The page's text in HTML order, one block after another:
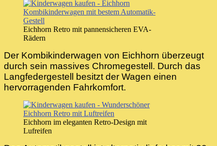
Eichhorn Retro mit pannensicheren EVA-
Rädern
Der Kombikinderwagen von Eichhorn überzeugt
durch sein massives Chromegestell. Durch das
Langfedergestell besitzt der Wagen einen
hervorragenden Fahrkomfort.
Eichhorn im eleganten Retro-Design mit
Lufreifen